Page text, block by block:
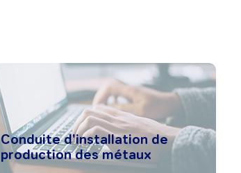
Conduite d'installation de
production des métaux